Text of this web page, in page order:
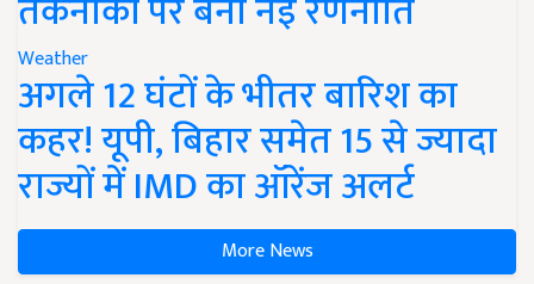
तकनीकों पर बनी नई रणनीति
Weather
अगले 12 घंटों के भीतर बारिश का
कहर! यूपी, बिहार समेत 15 से ज्यादा
राज्यों में IMD का ऑरेंज अलर्ट
More News